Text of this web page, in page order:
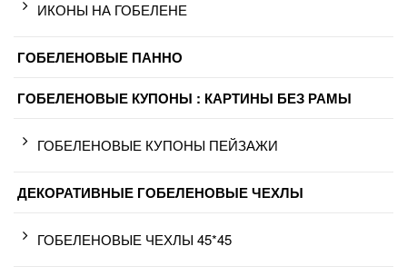
ИКОНЫ НА ГОБЕЛЕНЕ
ГОБЕЛЕНОВЫЕ ПАННО
ГОБЕЛЕНОВЫЕ КУПОНЫ : КАРТИНЫ БЕЗ РАМЫ
ГОБЕЛЕНОВЫЕ КУПОНЫ ПЕЙЗАЖИ
ДЕКОРАТИВНЫЕ ГОБЕЛЕНОВЫЕ ЧЕХЛЫ
ГОБЕЛЕНОВЫЕ ЧЕХЛЫ 45*45